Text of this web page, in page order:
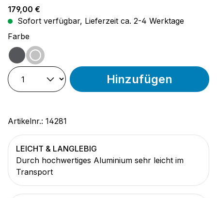
Regulärer Preis:
179,00 €
Sofort verfügbar, Lieferzeit ca. 2-4 Werktage
Farbeauswählen
shadow
iron
Hinzufügen
Artikelnr.: 14281
LEICHT & LANGLEBIG
Durch hochwertiges Aluminium sehr leicht im
Transport